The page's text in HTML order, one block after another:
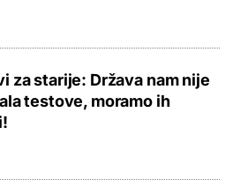
za starije: Država nam nije
testove, moramo ih